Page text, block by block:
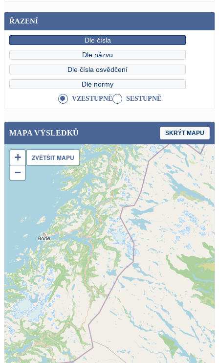
ŘAZENÍ
Dle čísla
Dle názvu
Dle čísla osvědčení
Dle normy
VZESTUPNĚ SESTUPNĚ
MAPA VÝSLEDKŮ SKRÝT MAPU
+
−
ZVĚTŠIT MAPU